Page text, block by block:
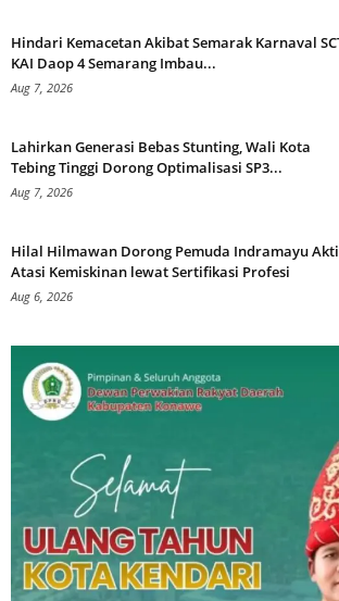
Hindari Kemacetan Akibat Semarak Karnaval
KAI Daop 4 Semarang Imbau...
Aug 7, 2026
Lahirkan Generasi Bebas Stunting, Wali Kota
Tebing Tinggi Dorong Optimalisasi SP3...
Aug 7, 2026
Hilal Hilmawan Dorong Pemuda Indramayu
Atasi Kemiskinan lewat Sertifikasi Profesi
Aug 6, 2026